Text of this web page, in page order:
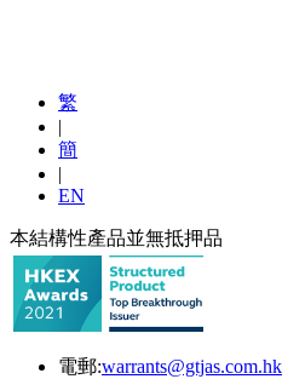
繁
|
簡
|
EN
本結構性產品並無抵押品
電郵:warrants@gtjas.com.hk